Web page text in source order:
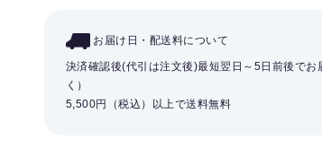
お届け日・配送料について
決済確認後(代引は注文後)最短翌日～5日前後で
く）
5,500円（税込）以上で送料無料